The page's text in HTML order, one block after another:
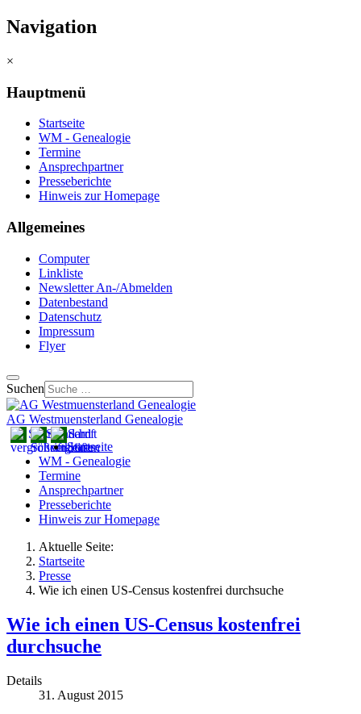
Navigation
×
Hauptmenü
Startseite
WM - Genealogie
Termine
Ansprechpartner
Presseberichte
Hinweis zur Homepage
Allgemeines
Computer
Linkliste
Newsletter An-/Abmelden
Datenbestand
Datenschutz
Impressum
Flyer
Suchen
AG Westmuensterland Genealogie
Startseite
WM - Genealogie
Termine
Ansprechpartner
Presseberichte
Hinweis zur Homepage
Aktuelle Seite:
Startseite
Presse
Wie ich einen US-Census kostenfrei durchsuche
Wie ich einen US-Census kostenfrei
durchsuche
Details
31. August 2015